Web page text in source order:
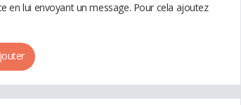
en lui envoyant un message. Pour cela ajoutez